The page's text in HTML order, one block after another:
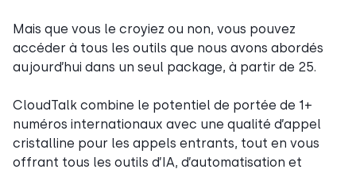
Mais que vous le croyiez ou non, vous pouvez
accéder à tous les outils que nous avons abordés
aujourd’hui dans un seul package, à partir de 25.
CloudTalk combine le potentiel de portée de 1+
numéros internationaux avec une qualité d’appel
cristalline pour les appels entrants, tout en vous
offrant tous les outils d’IA, d’automatisation et